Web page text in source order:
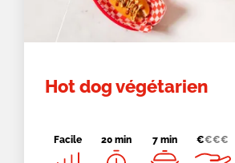
Hot dog végétarien
Facile 20 min 7 min €€€€